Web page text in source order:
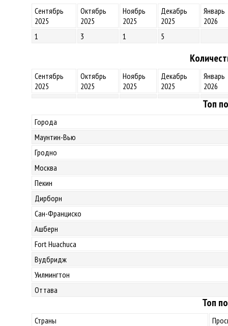
Сентябрь
2025
Октябрь
2025
Ноябрь
2025
Декабрь
2025
Январь
2026
1
3 1 5
Сентябрь
2025
Октябрь
2025
Ноябрь
2025
Декабрь
2025
Январь
2026
Топ
Города
Маунтин-Вью
Гродно
Москва
Пекин
Дирборн
Сан-Франциско
Ашберн
Fort Huachuca
Вудбридж
Уилмингтон
Оттава
Топ
Страны